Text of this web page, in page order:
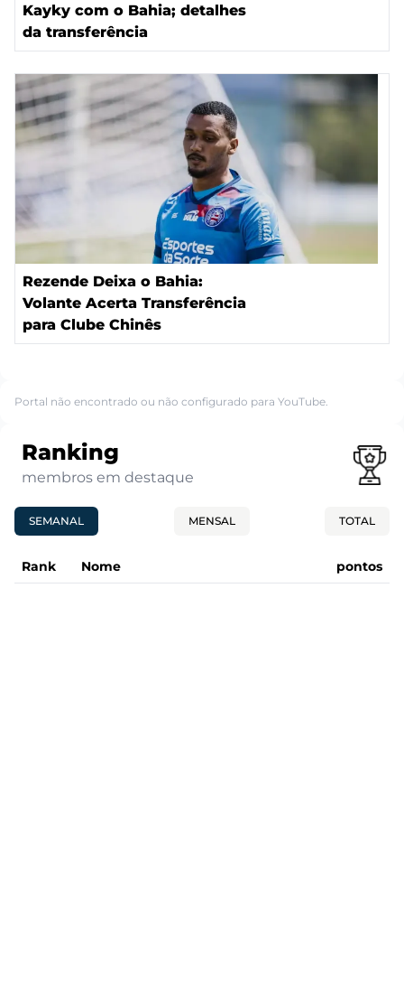
Kayky com o Bahia; detalhes
da transferência
Rezende Deixa o Bahia:
Volante Acerta Transferência
para Clube Chinês
Portal não encontrado ou não configurado para YouTube.
Ranking
membros em destaque
SEMANAL MENSAL TOTAL
Rank Nome pontos